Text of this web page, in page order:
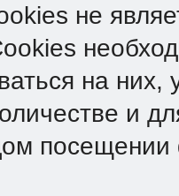
не
на них,
и